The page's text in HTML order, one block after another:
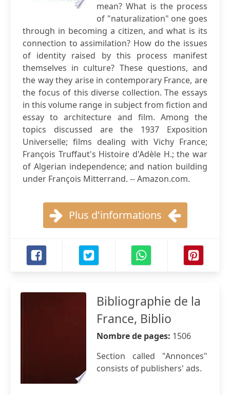
mean? What is the process
of "naturalization" one goes
through in becoming a citizen, and what is its
connection to assimilation? How do the issues
of identity raised by this process manifest
themselves in culture? These questions, and
the way they arise in contemporary France, are
the focus of this diverse collection. The essays
in this volume range in subject from fiction and
essay to architecture and film. Among the
topics discussed are the 1937 Exposition
Universelle; films dealing with Vichy France;
François Truffaut's Histoire d'Adèle H.; the war
of Algerian independence; and nation building
under François Mitterrand. -- Amazon.com.
Plus d'informations
Bibliographie de la
France, Biblio
Nombre de pages: 1506
Section called "Annonces"
consists of publishers' ads.